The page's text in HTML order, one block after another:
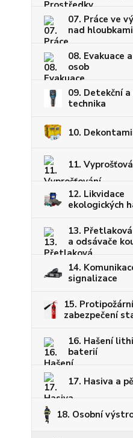
07. Práce ve
nad hloubkami
08. Evakuace
osob
09. Detekční a
technika
10.
11.
12. Likvidace
ekologických
13.
a odsávače
14.
signalizace
15.
zabezpečení
16. Hašení
baterií
17. Hasiva a
18. Osobní